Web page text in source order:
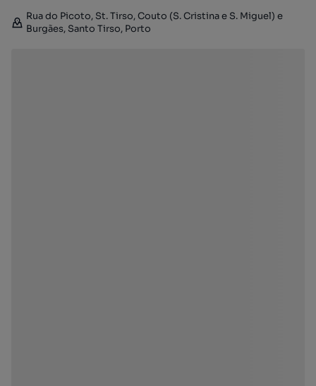
Rua do Picoto, St. Tirso, Couto (S. Cristina e S. Miguel) e
Burgães, Santo Tirso, Porto